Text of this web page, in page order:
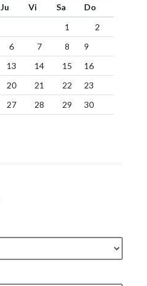
Ju Vi Sa
Do
1
2
6 7 8
9
13 14 15
16
20 21 22
23
27 28 29
30